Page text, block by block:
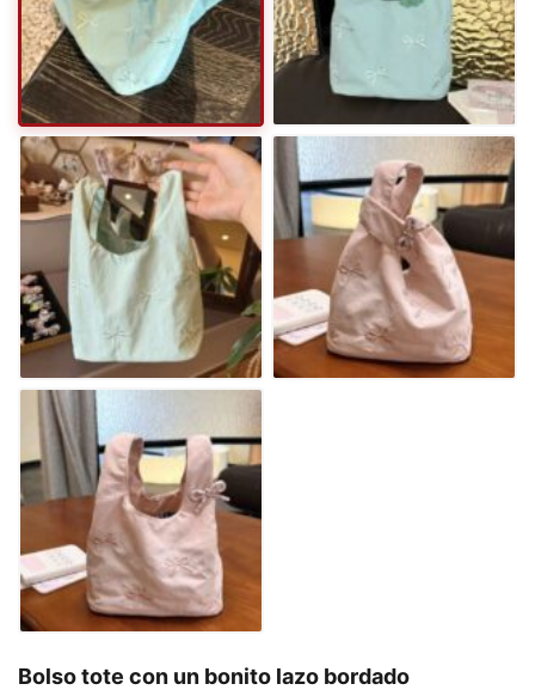
Bolso tote con un bonito lazo bordado